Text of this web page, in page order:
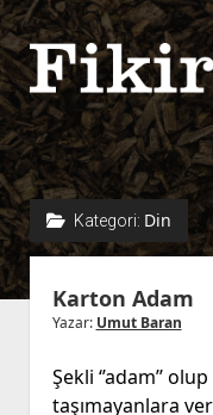
Fikir
Kazanı
Kategori: Din
Karton Adam
Yazar: Umut Baran
Şekli ‘’adam’’
taşımayanlara